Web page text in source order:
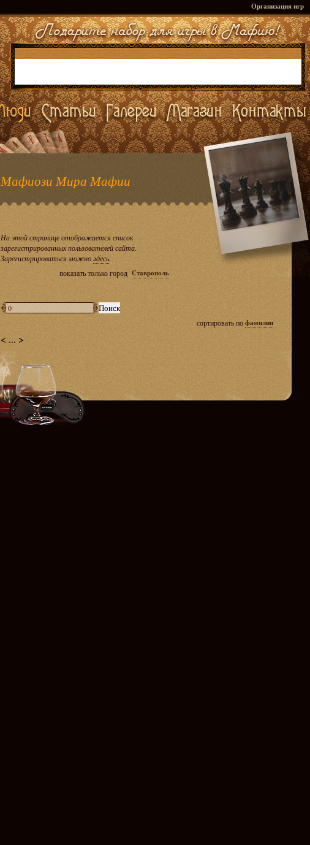
Организация игр
Мафиози Мира Мафии
На этой странице отображается список
зарегистрированных пользователей сайта.
Зарегистрироваться можноздесь.
показать только город Ставрополь
сортировать пофамилии
< ... >